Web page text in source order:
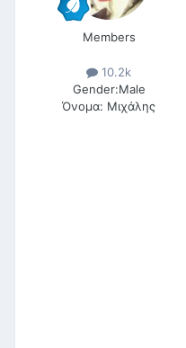
Members
10.2k
Gender:Male
Όνομα: Μιχάλης